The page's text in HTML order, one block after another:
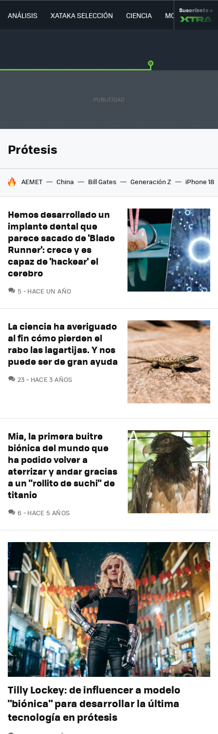
ANÁLISIS XATAKA SELECCIÓN CIENCIA MOVILIDAD
Suscríbete a
Prótesis
HOY SE HABLA DE
AEMET China Bill Gates Generación Z iPhone 18
Hemos desarrollado un
implante dental que
parece sacado de 'Blade
Runner': crece y es
capaz de 'hackear' el
cerebro
5 COMENTARIOS
HACE UN AÑO
La ciencia ha averiguado
al fin cómo pierden el
rabo las lagartijas. Y nos
puede ser de gran ayuda
23 COMENTARIOS
HACE 3 AÑOS
Mia, la primera buitre
biónica del mundo que
ha podido volver a
aterrizar y andar gracias
a un "rollito de suchi" de
titanio
6 COMENTARIOS
HACE 5 AÑOS
Tilly Lockey: de influencer a modelo
"biónica" para desarrollar la última
tecnología en prótesis